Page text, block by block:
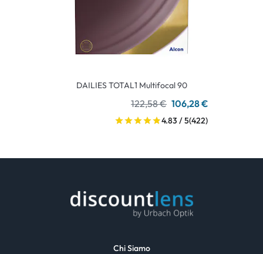
DAILIES TOTAL1 Multifocal 90
122,58 € 106,28 €
4.83 / 5(422)
Chi Siamo